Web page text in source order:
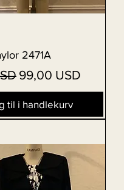
2471A
Salgspris
99,00 USD
til i handlekurv